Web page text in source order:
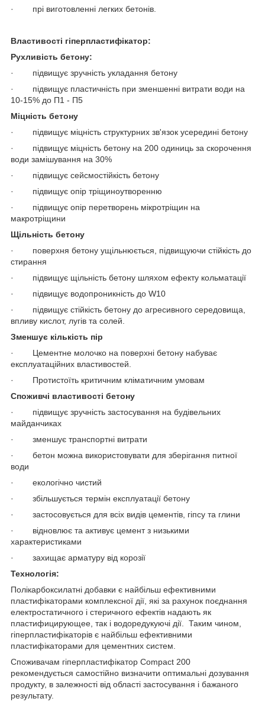
· прі виготовленні легких бетонів.
Властивості гіперпластифікатор:
Рухливість бетону:
· підвищує зручність укладання бетону
· підвищує пластичність при зменшенні витрати води на
10-15% до П1 - П5
Міцність бетону
· підвищує міцність структурних зв'язок усередині бетону
· підвищує міцність бетону на 200 одиниць за скорочення
води замішування на 30%
· підвищує сейсмостійкість бетону
· підвищує опір тріщиноутворенню
· підвищує опір перетворень мікротріщин на
макротріщини
Щільність бетону
· поверхня бетону ущільнюється, підвищуючи стійкість до
стирання
· підвищує щільність бетону шляхом ефекту кольматації
· підвищує водопроникність до W10
· підвищує стійкість бетону до агресивного середовища,
впливу кислот, лугів та солей.
Зменшує кількість пір
· Цементне молочко на поверхні бетону набуває
експлуатаційних властивостей.
· Протистоїть критичним кліматичним умовам
Споживчі властивості бетону
· підвищує зручність застосування на будівельних
майданчиках
· зменшує транспортні витрати
· бетон можна використовувати для зберігання питної
води
· екологічно чистий
· збільшується термін експлуатації бетону
· застосовується для всіх видів цементів, гіпсу та глини
· відновлює та активує цемент з низькими
характеристиками
· захищає арматуру від корозії
Технологія:
Полікарбоксилатні добавки є найбільш ефективними
пластифікаторами комплексної дії, які за рахунок поєднання
електростатичного і стеричного ефектів надають як
пластифицирующее, так і водоредукуючі дії. Таким чином,
гіперпластифікаторів є найбільш ефективними
пластифікаторами для цементних систем.
Споживачам гіперпластифікатор Compact 200
рекомендується самостійно визначити оптимальні дозування
продукту, в залежності від області застосування і бажаного
результату.